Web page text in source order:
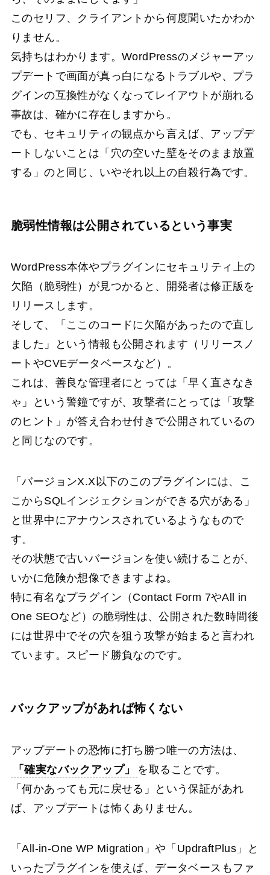
このセリフ、クライアントから何度聞いたかわか
りません。
気持ちはわかります。WordPressのメジャーアッ
プデートで画面が真っ白になるトラブルや、プラ
グインの互換性がなくなってレイアウトが崩れる
事故は、確かに存在しますから。
でも、セキュリティの観点から言えば、アップデ
ートしないことは「穴の空いた壁をそのまま放置
する」のと同じ、いやそれ以上の自殺行為です。
脆弱性情報は公開されているという事実
WordPress本体やプラグインにセキュリティ上の
欠陥（脆弱性）が見つかると、開発者は修正版を
リリースします。
そして、「ここのコードに欠陥があったので直し
ました」という情報も公開されます（リリースノ
ートやCVEデータベースなど）。
これは、善良な管理者にとっては「早く直さなき
ゃ」という警鐘ですが、攻撃者にとっては「攻撃
のヒント」が答え合わせ付きで公開されているの
と同じなのです。
「バージョンX.X以下のこのプラグインには、こ
こからSQLインジェクションができる穴がある」
と世界中にアナウンスされているようなもので
す。
その状態で古いバージョンを使い続けることが、
いかに危険か想像できますよね。
特に有名なプラグイン（Contact Form 7やAll in
One SEOなど）の脆弱性は、公開された数時間後
には世界中でその穴を狙う攻撃が始まると言われ
ています。スピード勝負なのです。
バックアップがあれば怖くない
アップデートの恐怖に打ち勝つ唯一の方法は、
「確実なバックアップ」
を取ることです。
「何かあっても元に戻せる」という保証があれ
ば、アップデートは怖くありません。
「All-in-One WP Migration」や「UpdraftPlus」と
いったプラグインを使えば、データベースもファ